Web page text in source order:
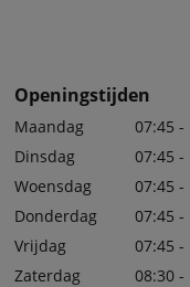
Openingstijden
Maandag
07:45 -
Dinsdag
07:45 -
Woensdag
07:45 -
Donderdag
07:45 -
Vrijdag
07:45 -
Zaterdag
08:30 -